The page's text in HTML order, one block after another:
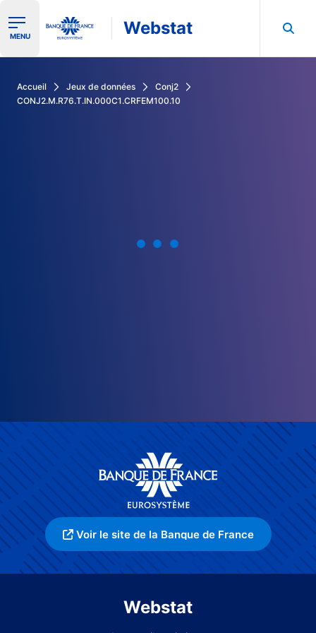
Ouvrir le menu de navigation
MENU Webstat
Accueil Jeux de données
Conj2
CONJ2.M.R76.T.IN.000C1.CRFEM100.10
Voir le site de la Banque de France
Webstat